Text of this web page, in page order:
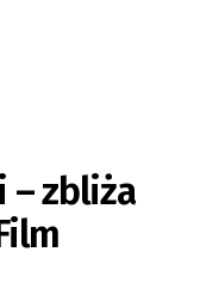
– zbliża